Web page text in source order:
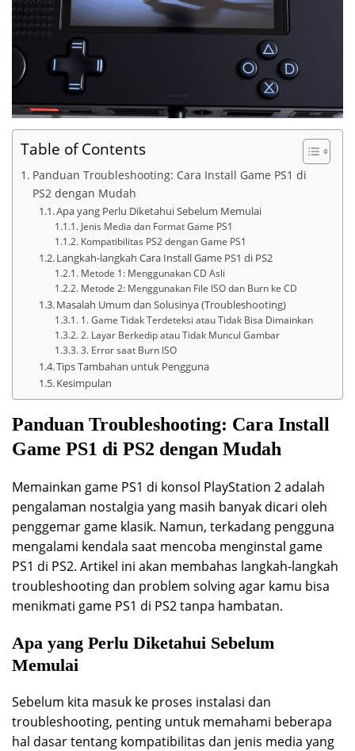
Table of Contents
Panduan Troubleshooting: Cara Install Game PS1 di
PS2 dengan Mudah
Apa yang Perlu Diketahui Sebelum Memulai
Jenis Media dan Format Game PS1
Kompatibilitas PS2 dengan Game PS1
Langkah-langkah Cara Install Game PS1 di PS2
Metode 1: Menggunakan CD Asli
Metode 2: Menggunakan File ISO dan Burn ke CD
Masalah Umum dan Solusinya (Troubleshooting)
1. Game Tidak Terdeteksi atau Tidak Bisa Dimainkan
2. Layar Berkedip atau Tidak Muncul Gambar
3. Error saat Burn ISO
Tips Tambahan untuk Pengguna
Kesimpulan
Panduan Troubleshooting: Cara Install
Game PS1 di PS2 dengan Mudah
Memainkan game PS1 di konsol PlayStation 2 adalah
pengalaman nostalgia yang masih banyak dicari oleh
penggemar game klasik. Namun, terkadang pengguna
mengalami kendala saat mencoba menginstal game
PS1 di PS2. Artikel ini akan membahas langkah-langkah
troubleshooting dan problem solving agar kamu bisa
menikmati game PS1 di PS2 tanpa hambatan.
Apa yang Perlu Diketahui Sebelum
Memulai
Sebelum kita masuk ke proses instalasi dan
troubleshooting, penting untuk memahami beberapa
hal dasar tentang kompatibilitas dan jenis media yang